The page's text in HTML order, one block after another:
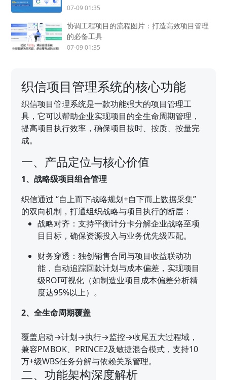
07-09 01:35
协调工程项目的流程图片：打造高效项目管理
的必备工具
07-09 01:35
织信项目管理系统的核心功能
织信项目管理系统是一款功能强大的项目管理工
具，它可以帮助企业实现项目的全生命周期管理，
提高项目执行效率，确保项目按时、按质、按量完
成。
一、产品定位与核心价值
1、战略级项目组合管理
织信通过 “自上而下战略规划+自下而上数据采集”
的双向机制，打通组织战略与项目执行的断层：
战略对齐：支持平衡计分卡分解企业战略至项
目目标，确保资源投入与业务优先级匹配。
财务穿透：独创销售合同与项目收益联动功
能，自动追踪回款计划与成本偏差，实现项目
级ROI可视化（如制造业项目成本偏差分析精
度达95%以上）。
2、全生命周期覆盖
覆盖启动→计划→执行→监控→收尾五大过程域，
兼容PMBOK、PRINCE2及敏捷混合模式，支持10
万+级WBS任务分解与依赖关系管理。
二、功能架构深度解析